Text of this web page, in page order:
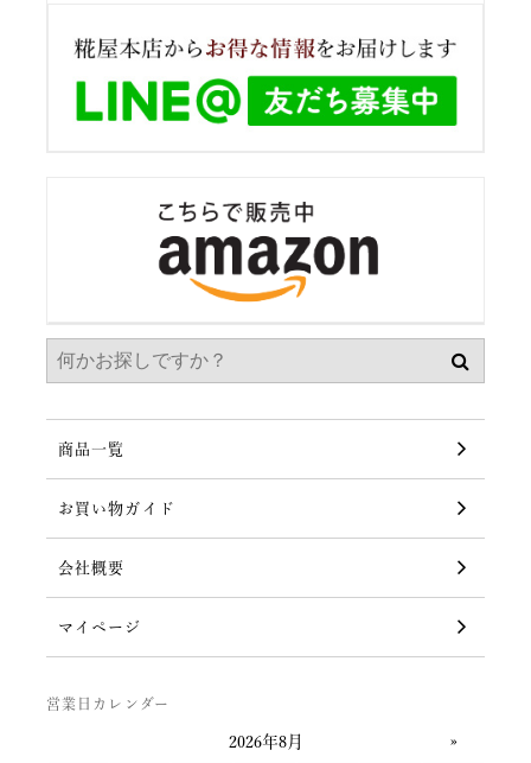
商品一覧
お買い物ガイド
会社概要
マイページ
営業日カレンダー